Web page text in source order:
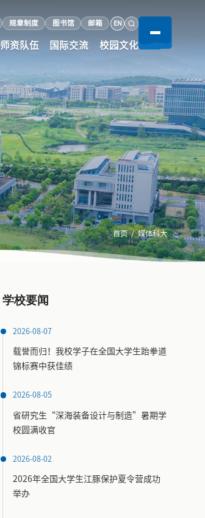
规章制度 图书馆 邮箱 EN
师资队伍 国际交流 校园文化
首页 媒体科大
学校要闻
2026-08-07
载誉而归！我校学子在全国大学生跆拳道
锦标赛中获佳绩
2026-08-05
省研究生“深海装备设计与制造”暑期学
校圆满收官
2026-08-02
2026年全国大学生江豚保护夏令营成功
举办